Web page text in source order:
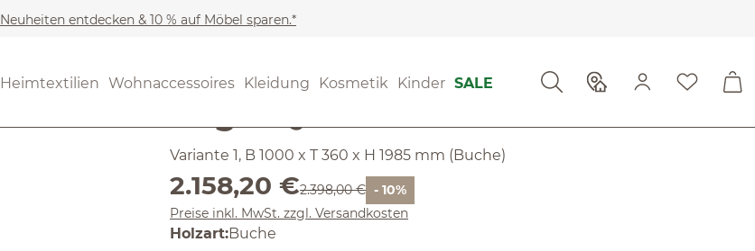
Neuheiten entdecken & 10 % auf Möbel sparen.*
Heimtextilien Wohnaccessoires Kleidung Kosmetik Kinder SALE
Noch keine Bewertungen
Variante 1, B 1000 x T 360 x H 1985 mm (Buche)
Verkaufspreis:
2.158,20 €Regulärer Preis:
2.398,00 € - 10%
Preise inkl. MwSt. zzgl. Versandkosten
Holzartauswählen
:Buche